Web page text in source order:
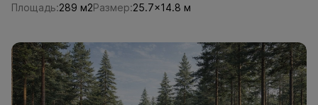
Площадь:289 м2Размер:25.7x14.8 м